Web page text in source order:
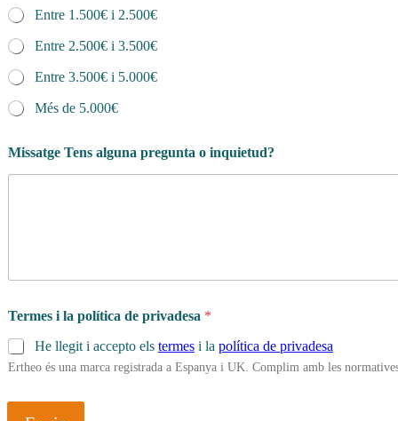
Entre 1.500€ i 2.500€
Entre 2.500€ i 3.500€
Entre 3.500€ i 5.000€
Més de 5.000€
Missatge Tens alguna pregunta o inquietud?
Termes i la política de privadesa *
He llegit i accepto els termes i la política de privadesa
Ertheo és una marca registrada a Espanya i UK. Complim amb les